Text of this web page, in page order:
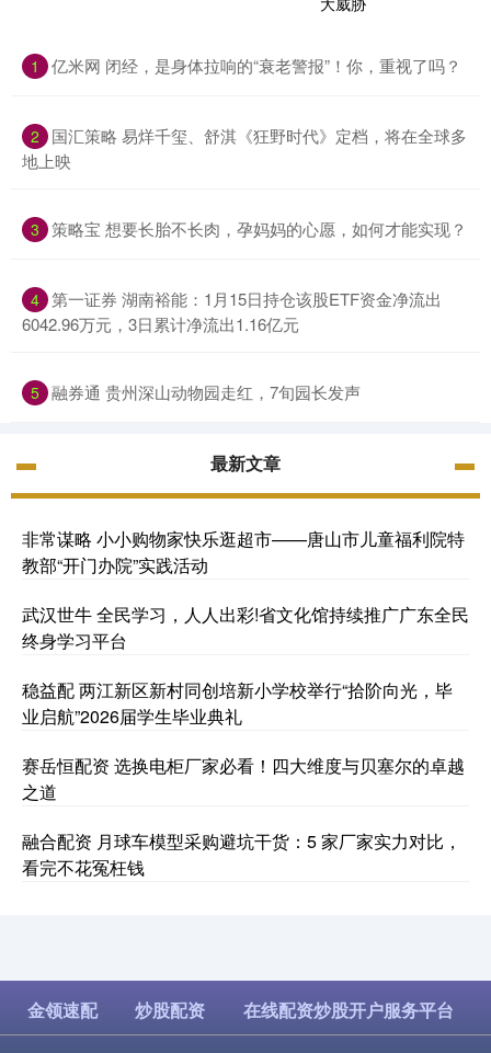
1 亿米网 闭经，是身体拉响的“衰老警报”！你，重视了吗？
2
国汇策略 易烊千玺、舒淇《狂野时代》定档，将在全球多
地上映
3 策略宝 想要长胎不长肉，孕妈妈的心愿，如何才能实现？
4 第一证券 湖南裕能：1月15日持仓该股ETF资金净流出
6042.96万元，3日累计净流出1.16亿元
5 融券通 贵州深山动物园走红，7旬园长发声
最新文章
非常谋略 小小购物家快乐逛超市——唐山市儿童福利院特
教部“开门办院”实践活动
武汉世牛 全民学习，人人出彩!省文化馆持续推广广东全民
终身学习平台
稳益配 两江新区新村同创培新小学校举行“拾阶向光，毕
业启航”2026届学生毕业典礼
赛岳恒配资 选换电柜厂家必看！四大维度与贝塞尔的卓越
之道
融合配资 月球车模型采购避坑干货：5 家厂家实力对比，
看完不花冤枉钱
金领速配 炒股配资 在线配资炒股开户服务平台